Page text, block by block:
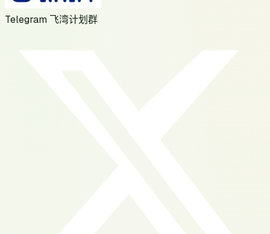
Telegram 飞湾计划群